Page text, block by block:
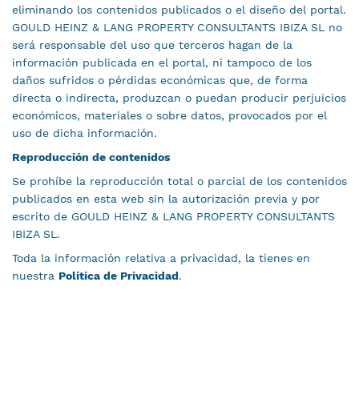
eliminando los contenidos publicados o el diseño del portal.
GOULD HEINZ & LANG PROPERTY CONSULTANTS IBIZA SL no
será responsable del uso que terceros hagan de la
información publicada en el portal, ni tampoco de los
daños sufridos o pérdidas económicas que, de forma
directa o indirecta, produzcan o puedan producir perjuicios
económicos, materiales o sobre datos, provocados por el
uso de dicha información.
Reproducción de contenidos
Se prohíbe la reproducción total o parcial de los contenidos
publicados en esta web sin la autorización previa y por
escrito de GOULD HEINZ & LANG PROPERTY CONSULTANTS
IBIZA SL.
Toda la información relativa a privacidad, la tienes en
nuestra Política de Privacidad.